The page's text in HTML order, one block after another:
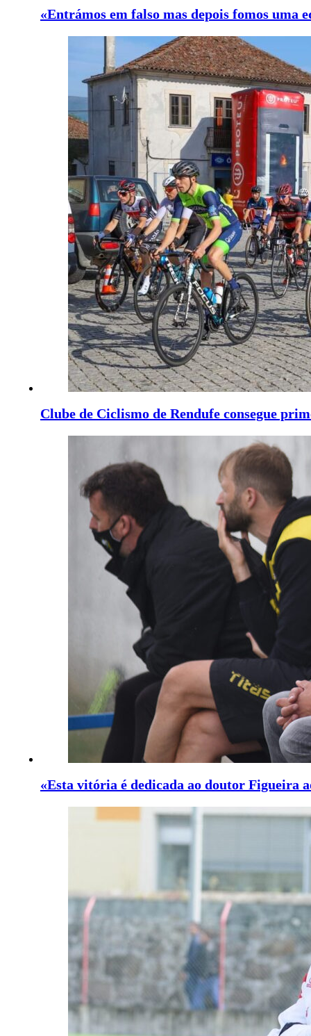
«Entrámos em falso mas depois fomos uma
Clube de Ciclismo de Rendufe consegue
«Esta vitória é dedicada ao doutor Figueira